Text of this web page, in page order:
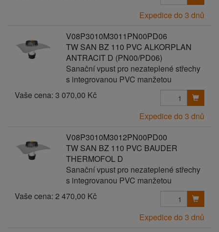
Expedice do 3 dnů
V08P3010M3011PN00PD06
TW SAN BZ 110 PVC ALKORPLAN
ANTRACIT D (PN00/PD06)
Sanační vpust pro nezateplené střechy
s integrovanou PVC manžetou
Vaše cena: 3 070,00 Kč
Expedice do 3 dnů
V08P3010M3012PN00PD00
TW SAN BZ 110 PVC BAUDER
THERMOFOL D
Sanační vpust pro nezateplené střechy
s integrovanou PVC manžetou
Vaše cena: 2 470,00 Kč
Expedice do 3 dnů